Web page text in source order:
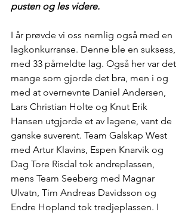
pusten og les videre.
I år prøvde vi oss nemlig også med en
lagkonkurranse. Denne ble en suksess,
med 33 påmeldte lag. Også her var det
mange som gjorde det bra, men i og
med at overnevnte Daniel Andersen,
Lars Christian Holte og Knut Erik
Hansen utgjorde et av lagene, vant de
ganske suverent. Team Galskap West
med Artur Klavins, Espen Knarvik og
Dag Tore Risdal tok andreplassen,
mens Team Seeberg med Magnar
Ulvatn, Tim Andreas Davidsson og
Endre Hopland tok tredjeplassen. I